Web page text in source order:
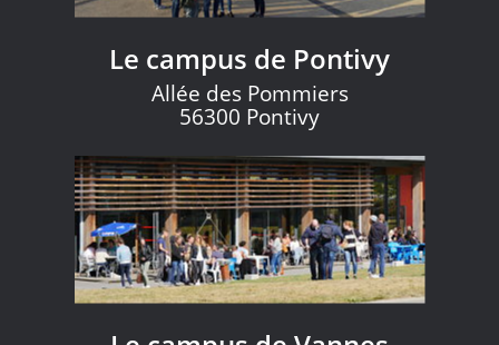
Le campus de Pontivy
Allée des Pommiers
56300 Pontivy